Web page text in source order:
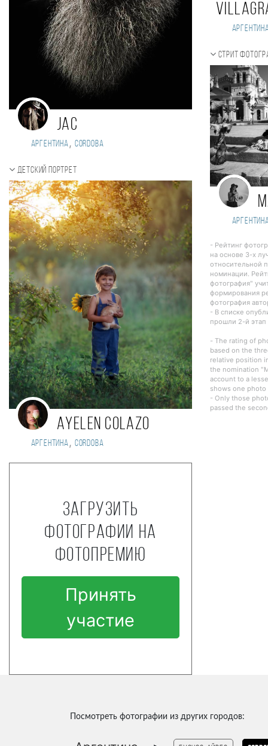
JaC
Аргентина, Cordoba
Детский портрет
Ayelen Colazo
Аргентина, Cordoba
Загрузить
фотографии на
фотопремию
Принять
участие
Стрит
- Рейтинг
на основе 3-х
относительной
номинации.
фотография"
формирования
фотография
- В списке
прошли 2-й этап
- The rating of
based on the
relative position
the nomination
account to a
shows one
- Only those
passed the
Посмотреть фотографии из других городов: